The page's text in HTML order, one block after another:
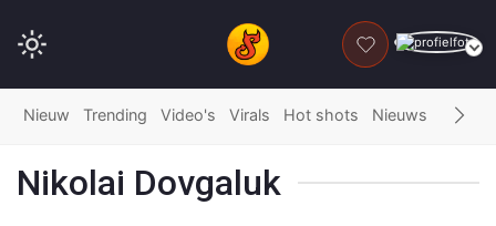
DONEER
Nieuw Trending Video's Virals Hot shots Nieuws Fails
Nikolai Dovgaluk